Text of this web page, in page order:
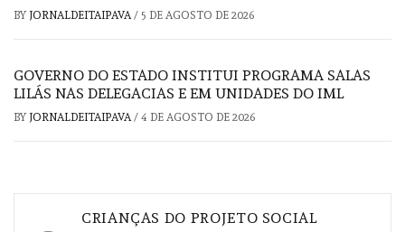
BY JORNALDEITAIPAVA/ 5 DE AGOSTO DE 2026
GOVERNO DO ESTADO INSTITUI PROGRAMA SALAS
LILÁS NAS DELEGACIAS E EM UNIDADES DO IML
BY JORNALDEITAIPAVA/ 4 DE AGOSTO DE 2026
Navegação
CRIANÇAS DO PROJETO SOCIAL